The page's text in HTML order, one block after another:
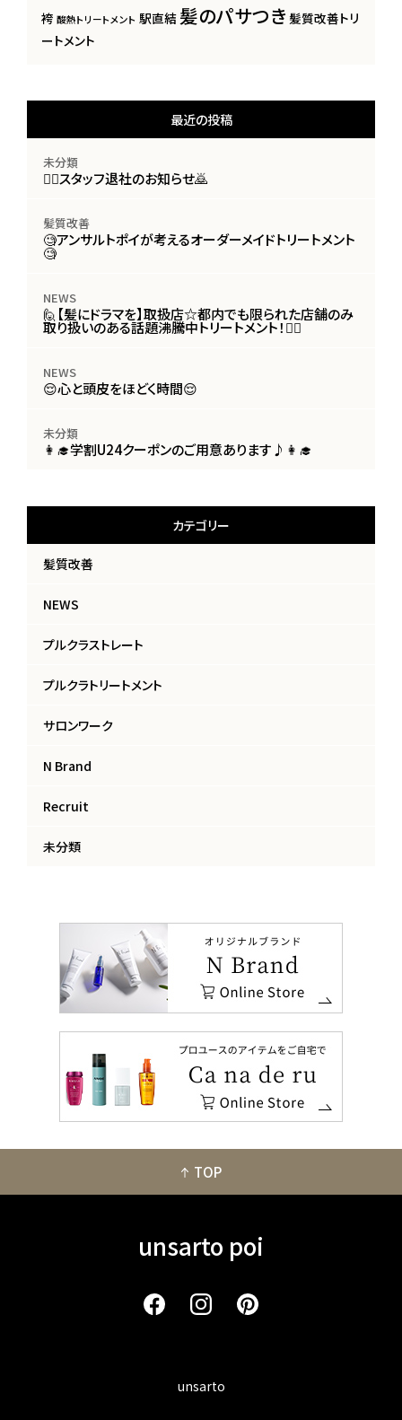
袴 酸熱トリートメント 駅直結 髪のパサつき 髪質改善トリ
ートメント
最近の投稿
未分類
🙇‍♀️スタッフ退社のお知らせ🙇
髪質改善
🧐アンサルトポイが考えるオーダーメイドトリートメント
🧐
NEWS
🙋【髪にドラマを】取扱店☆都内でも限られた店舗のみ
取り扱いのある話題沸騰中トリートメント！🙋‍♀️
NEWS
😌心と頭皮をほどく時間😌
未分類
👩‍🎓学割U24クーポンのご用意あります♪👩‍🎓
カテゴリー
髪質改善
NEWS
プルクラストレート
プルクラトリートメント
サロンワーク
N Brand
Recruit
未分類
TOP
unsarto poi
unsarto